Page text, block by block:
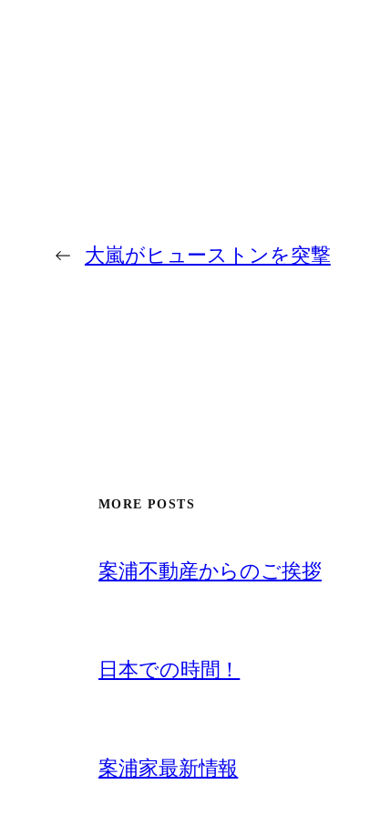
← 大嵐がヒューストンを突撃
MORE POSTS
案浦不動産からのご挨拶
日本での時間！
案浦家最新情報